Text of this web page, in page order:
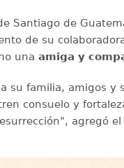
Santiago de
de su
una amiga y
su familia, amigos y
consuelo y
agregó el